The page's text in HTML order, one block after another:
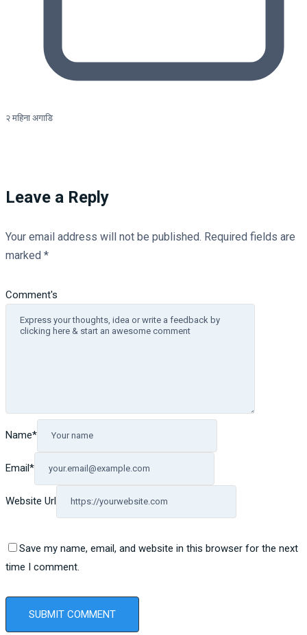
२ महिना अगाडि
Leave a Reply
Your email address will not be published. Required fields are
marked *
Comment's
Name*
Email*
Website Url
Save my name, email, and website in this browser for the next
time I comment.